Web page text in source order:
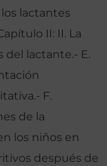
lactantes
II: II. La
lactante.- E.
F.
de la
los niños en
después de